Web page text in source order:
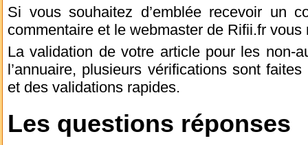
Si vous souhaitez d’emblée recevoir un
commentaire et le webmaster de Rifii.fr vous
La validation de votre article pour les non-
l’annuaire, plusieurs vérifications sont
et des validations rapides.
Les questions réponses